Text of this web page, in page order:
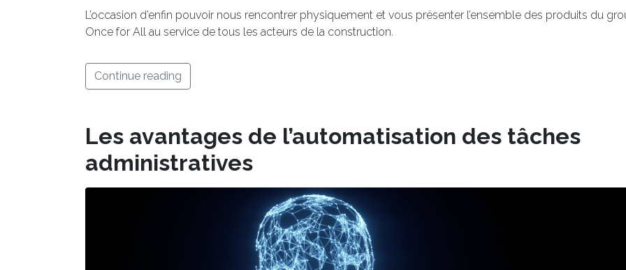
L’occasion d’enfin pouvoir nous rencontrer physiquement et vous présenter l’ensemble des produits du
Once for All au service de tous les acteurs de la construction.
Continue reading
Les avantages de l’automatisation des tâches
administratives